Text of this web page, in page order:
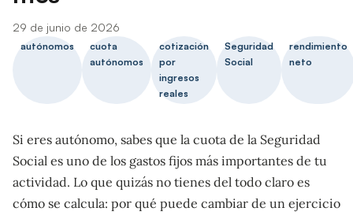
29 de junio de 2026
autónomos
cuota
autónomos
cotización
por
ingresos
reales
Seguridad
Social
rendimiento
neto
Si eres autónomo, sabes que la cuota de la Seguridad
Social es uno de los gastos fijos más importantes de tu
actividad. Lo que quizás no tienes del todo claro es
cómo se calcula: por qué puede cambiar de un ejercicio